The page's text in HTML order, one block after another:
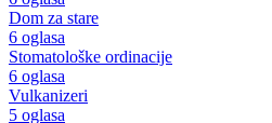
Dom za stare
6 oglasa
Stomatološke ordinacije
6 oglasa
Vulkanizeri
5 oglasa